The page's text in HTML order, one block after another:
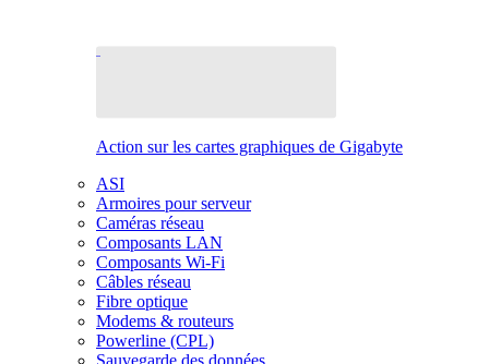
Action sur les cartes graphiques de Gigabyte
ASI
Armoires pour serveur
Caméras réseau
Composants LAN
Composants Wi-Fi
Câbles réseau
Fibre optique
Modems & routeurs
Powerline (CPL)
Sauvegarde des données